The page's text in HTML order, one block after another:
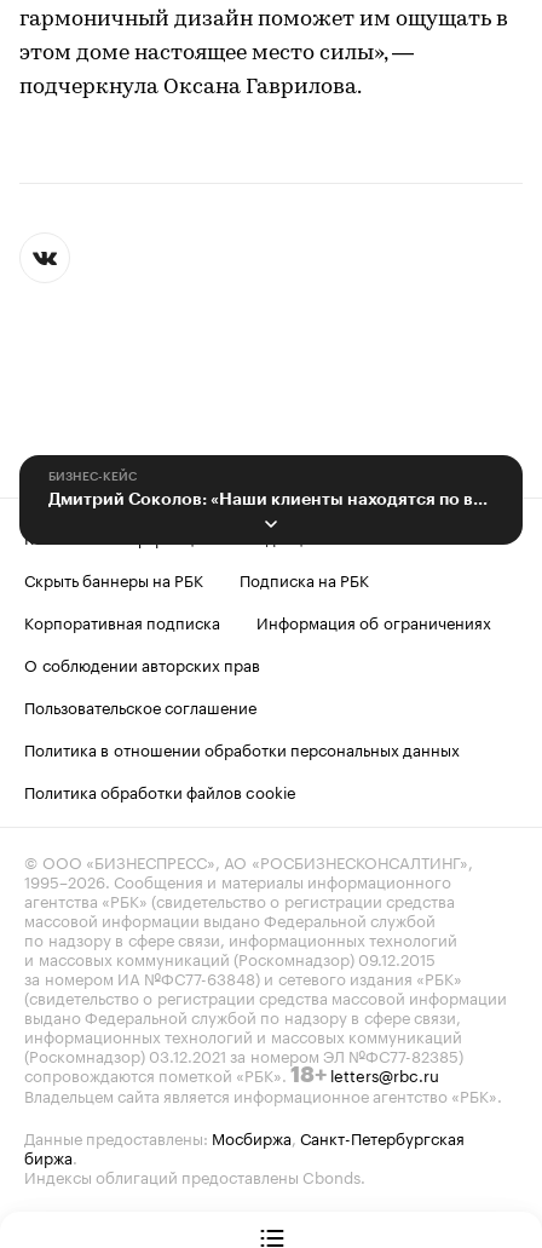
гармоничный дизайн поможет им ощущать в
этом доме настоящее место силы», —
подчеркнула Оксана Гаврилова.
БИЗНЕС-КЕЙС
Дмитрий Соколов: «Наши клиенты находятся по всей территории России»
Контактная информация
Скрыть баннеры на РБК
Подписка на РБК
Корпоративная подписка
Информация об ограничениях
О соблюдении авторских прав
Пользовательское соглашение
Политика в отношении обработки персональных данных
Политика обработки файлов cookie
© ООО «БИЗНЕСПРЕСС», АО «РОСБИЗНЕСКОНСАЛТИНГ»,
1995–2026. Сообщения и материалы информационного
агентства «РБК» (свидетельство о регистрации средства
массовой информации выдано Федеральной службой
по надзору в сфере связи, информационных технологий
и массовых коммуникаций (Роскомнадзор) 09.12.2015
за номером ИА №ФС77-63848) и сетевого издания «РБК»
(свидетельство о регистрации средства массовой информации
выдано Федеральной службой по надзору в сфере связи,
информационных технологий и массовых коммуникаций
(Роскомнадзор) 03.12.2021 за номером ЭЛ №ФС77-82385)
сопровождаются пометкой «РБК». 18+ letters@rbc.ru
Владельцем сайта является информационное агентство «РБК».
Данные предоставлены: Мосбиржа, Санкт-Петербургская
биржа.
Индексы облигаций предоставлены Cbonds.